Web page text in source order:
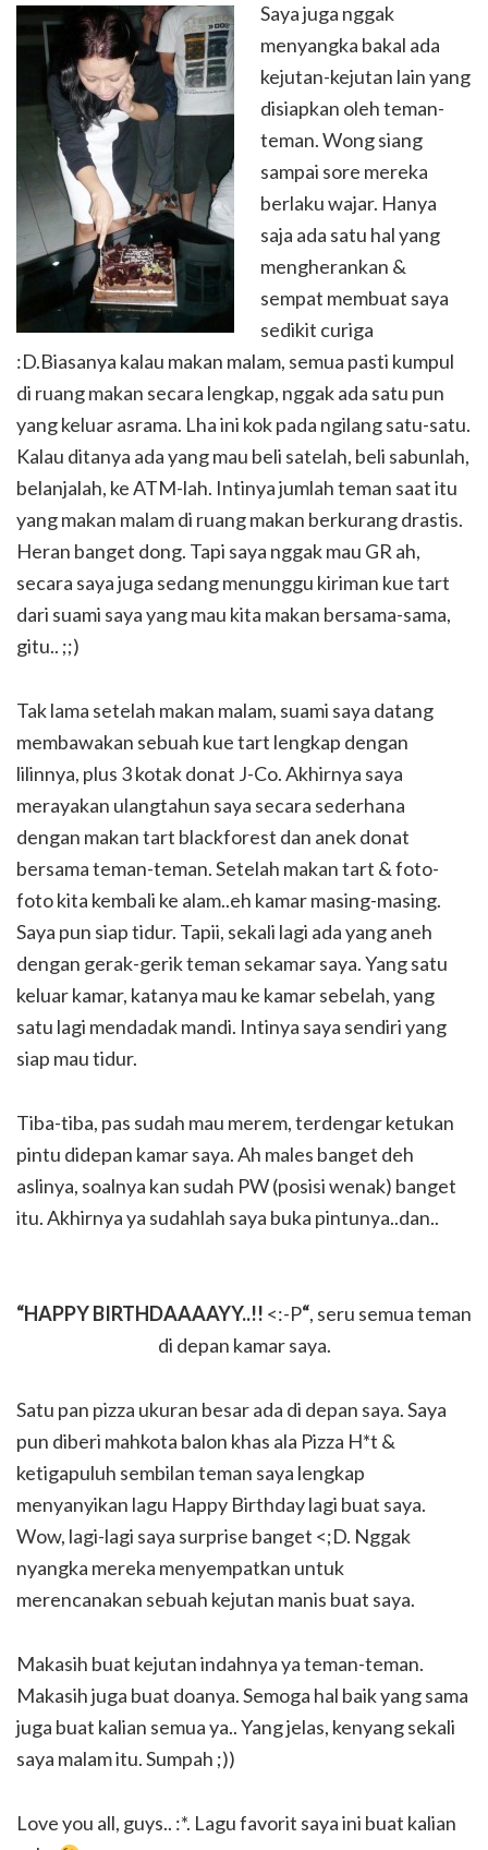
Saya juga nggak
menyangka bakal ada
kejutan-kejutan lain yang
disiapkan oleh teman-
teman. Wong siang
sampai sore mereka
berlaku wajar. Hanya
saja ada satu hal yang
mengherankan &
sempat membuat saya
sedikit curiga
:D.Biasanya kalau makan malam, semua pasti kumpul
di ruang makan secara lengkap, nggak ada satu pun
yang keluar asrama. Lha ini kok pada ngilang satu-satu.
Kalau ditanya ada yang mau beli satelah, beli sabunlah,
belanjalah, ke ATM-lah. Intinya jumlah teman saat itu
yang makan malam di ruang makan berkurang drastis.
Heran banget dong. Tapi saya nggak mau GR ah,
secara saya juga sedang menunggu kiriman kue tart
dari suami saya yang mau kita makan bersama-sama,
gitu.. ;;)
Tak lama setelah makan malam, suami saya datang
membawakan sebuah kue tart lengkap dengan
lilinnya, plus 3 kotak donat J-Co. Akhirnya saya
merayakan ulangtahun saya secara sederhana
dengan makan tart blackforest dan anek donat
bersama teman-teman. Setelah makan tart & foto-
foto kita kembali ke alam..eh kamar masing-masing.
Saya pun siap tidur. Tapii, sekali lagi ada yang aneh
dengan gerak-gerik teman sekamar saya. Yang satu
keluar kamar, katanya mau ke kamar sebelah, yang
satu lagi mendadak mandi. Intinya saya sendiri yang
siap mau tidur.
Tiba-tiba, pas sudah mau merem, terdengar ketukan
pintu didepan kamar saya. Ah males banget deh
aslinya, soalnya kan sudah PW (posisi wenak) banget
itu. Akhirnya ya sudahlah saya buka pintunya..dan..
“HAPPY BIRTHDAAAAYY..!! <:-P“, seru semua teman
di depan kamar saya.
Satu pan pizza ukuran besar ada di depan saya. Saya
pun diberi mahkota balon khas ala Pizza H*t &
ketigapuluh sembilan teman saya lengkap
menyanyikan lagu Happy Birthday lagi buat saya.
Wow, lagi-lagi saya surprise banget <;D. Nggak
nyangka mereka menyempatkan untuk
merencanakan sebuah kejutan manis buat saya.
Makasih buat kejutan indahnya ya teman-teman.
Makasih juga buat doanya. Semoga hal baik yang sama
juga buat kalian semua ya.. Yang jelas, kenyang sekali
saya malam itu. Sumpah ;))
Love you all, guys.. :*. Lagu favorit saya ini buat kalian